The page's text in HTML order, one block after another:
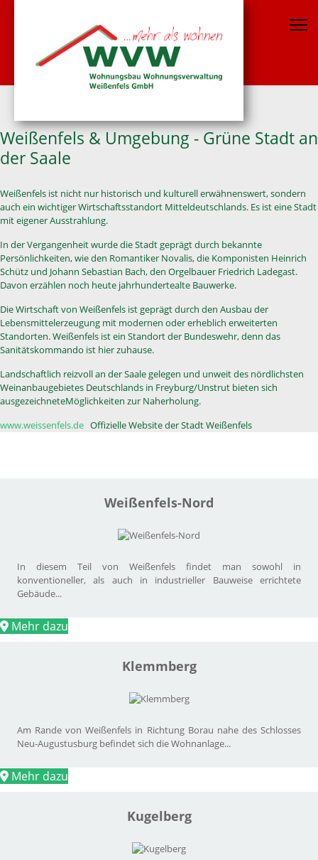
Weißenfels & Umgebung - Grüne Stadt an
der Saale
Weißenfels ist nicht nur historisch und kulturell erwähnenswert, sondern
auch ein wichtiger Wirtschaftsstandort Mitteldeutschlands. Es ist eine Stadt
mit eigener Ausstrahlung.
In der Vergangenheit wurde die Stadt geprägt durch bekannte
Persönlichkeiten, wie den Romantiker Novalis, die Komponisten Heinrich
Schütz und Johann Sebastian Bach, den Orgelbauer Friedrich Ladegast.
Davon erzählen noch heute jahrhundertealte Bauwerke.
Die Wirtschaft von Weißenfels ist geprägt durch den Ausbau der
Lebensmittelerzeugung mit modernen oder erheblich erweiterten
Standorten. Weißenfels ist ein Standort der Bundeswehr, denn das
Sanitätskommando ist hier zuhause.
Landschaftlich reizvoll an der Saale gelegen und unweit des nördlichsten
Weinanbaugebietes Deutschlands in Freyburg/Unstrut bieten sich
ausgezeichneteMöglichkeiten zur Naherholung.
www.weissenfels.de Offizielle Website der Stadt Weißenfels
Weißenfels-Nord
In diesem Teil von Weißenfels findet man sowohl in
konventioneller, als auch in industrieller Bauweise errichtete
Gebäude...
Mehr dazu
Klemmberg
Am Rande von Weißenfels in Richtung Borau nahe des Schlosses
Neu-Augustusburg befindet sich die Wohnanlage...
Mehr dazu
Kugelberg